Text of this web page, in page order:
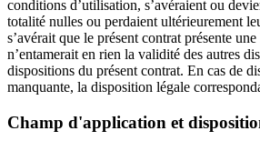
conditions d’utilisation, s’avéraient ou
totalité nulles ou perdaient ultérieurement
s’avérait que le présent contrat présente
n’entamerait en rien la validité des autres
dispositions du présent contrat. En cas de
manquante, la disposition légale
Champ d'application et